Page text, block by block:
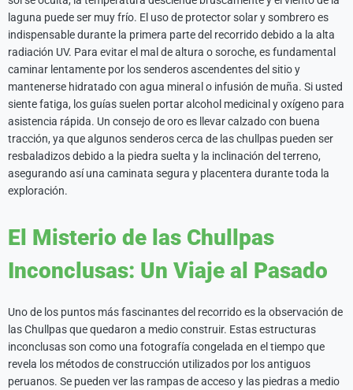
laguna puede ser muy frío. El uso de protector solar y sombrero es
indispensable durante la primera parte del recorrido debido a la alta
radiación UV. Para evitar el mal de altura o soroche, es fundamental
caminar lentamente por los senderos ascendentes del sitio y
mantenerse hidratado con agua mineral o infusión de muña. Si usted
siente fatiga, los guías suelen portar alcohol medicinal y oxígeno para
asistencia rápida. Un consejo de oro es llevar calzado con buena
tracción, ya que algunos senderos cerca de las chullpas pueden ser
resbaladizos debido a la piedra suelta y la inclinación del terreno,
asegurando así una caminata segura y placentera durante toda la
exploración.
El Misterio de las Chullpas
Inconclusas: Un Viaje al Pasado
Uno de los puntos más fascinantes del recorrido es la observación de
las Chullpas que quedaron a medio construir. Estas estructuras
inconclusas son como una fotografía congelada en el tiempo que
revela los métodos de construcción utilizados por los antiguos
peruanos. Se pueden ver las rampas de acceso y las piedras a medio